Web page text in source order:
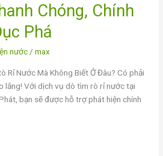
Chóng, Chính
Phá
nước /max
Rỉ Nước Mà Không Biết Ở Đâu? Có phải
lắng! Với dịch vụ dò tìm rò rỉ nước tại
bạn sẽ được hỗ trợ phát hiện chính